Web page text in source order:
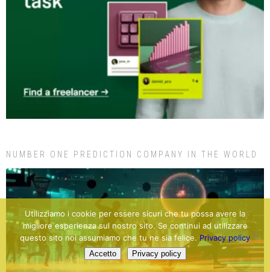
NUMBER ONE PREDICTION COMPANY IN THE WORLD
Utilizziamo i cookie per essere sicuri che tu possa avere la
migliore esperienza sul nostro sito. Se continui ad utilizzare
questo sito noi assumiamo che tu ne sia felice. Privacy policy
Accetto Privacy policy